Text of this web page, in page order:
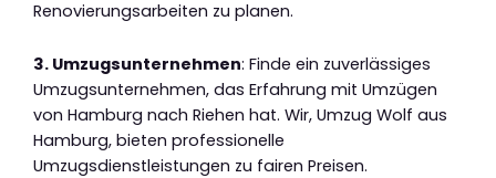
Renovierungsarbeiten zu planen.
3. Umzugsunternehmen: Finde ein zuverlässiges
Umzugsunternehmen, das Erfahrung mit Umzügen
von Hamburg nach Riehen hat. Wir, Umzug Wolf aus
Hamburg, bieten professionelle
Umzugsdienstleistungen zu fairen Preisen.